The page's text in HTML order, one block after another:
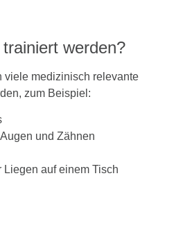
werden?
viele medizinisch relevante
zum Beispiel:
und Zähnen
auf einem Tisch